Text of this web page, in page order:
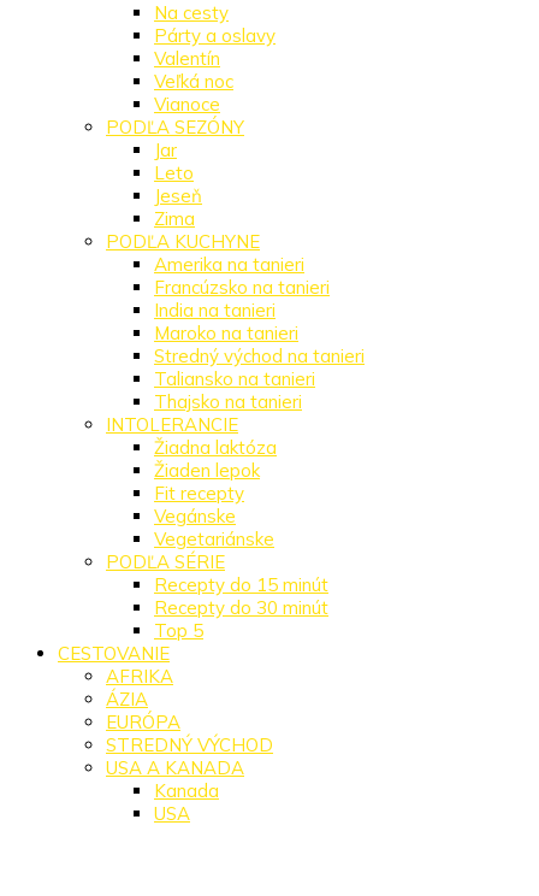
Na cesty
Párty a oslavy
Valentín
Veľká noc
Vianoce
PODĽA SEZÓNY
Jar
Leto
Jeseň
Zima
PODĽA KUCHYNE
Amerika na tanieri
Francúzsko na tanieri
India na tanieri
Maroko na tanieri
Stredný východ na tanieri
Taliansko na tanieri
Thajsko na tanieri
INTOLERANCIE
Žiadna laktóza
Žiaden lepok
Fit recepty
Vegánske
Vegetariánske
PODĽA SÉRIE
Recepty do 15 minút
Recepty do 30 minút
Top 5
CESTOVANIE
AFRIKA
ÁZIA
EURÓPA
STREDNÝ VÝCHOD
USA A KANADA
Kanada
USA